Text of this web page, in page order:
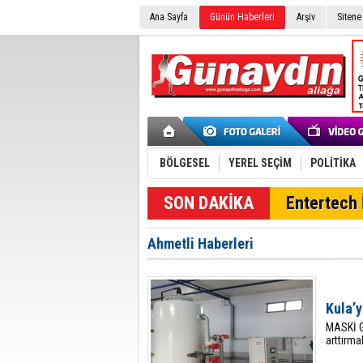
Ana Sayfa Günün Haberleri Arşiv
BÖLGESEL YEREL SEÇİM POLİTİKA
Entertech
Ahmetli Haberleri
MASKİ